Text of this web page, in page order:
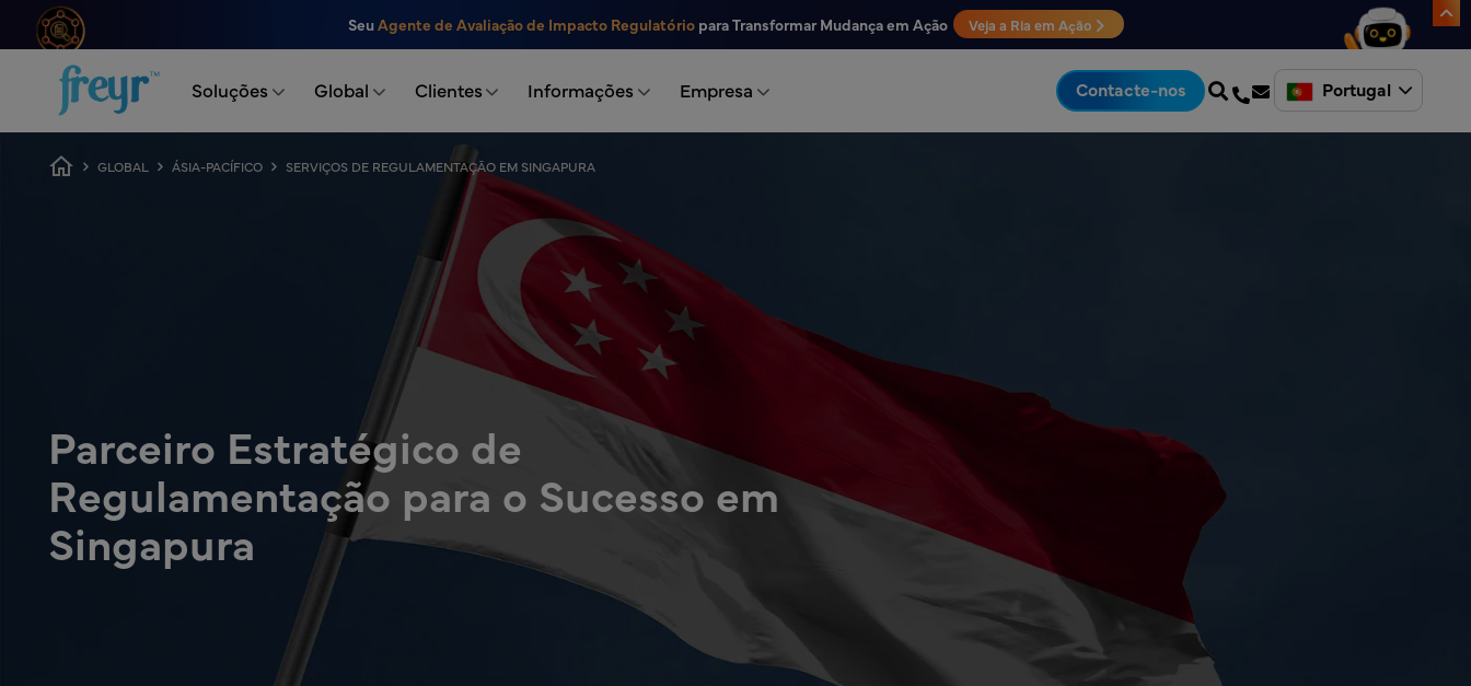
Saltar para o conteúdo principal SeuAgente de Avaliação de Impacto Regulatóriopara Transformar Mudança em Ação Veja a Ria em Ação
Soluções Global Clientes Informações Empresa Contacte-nos Portugal
Caminho de navegação
GLOBAL ÁSIA-PACÍFICO SERVIÇOS DE REGULAMENTAÇÃO EM SINGAPURA
Parceiro Estratégico de
Regulamentação para o Sucesso em
Singapura